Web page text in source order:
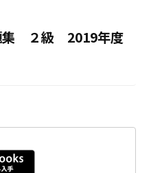
集 ２級 2019年度